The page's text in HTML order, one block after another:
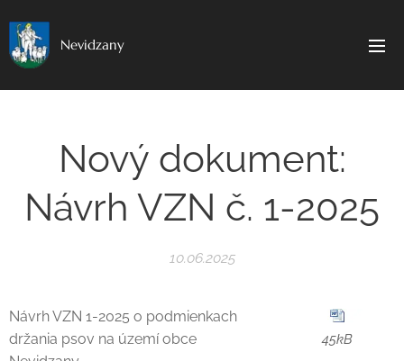
Nevidzany
Nový dokument:
Návrh VZN č. 1-2025
10.06.2025
45kB
Návrh VZN 1-2025 o podmienkach
držania psov na území obce